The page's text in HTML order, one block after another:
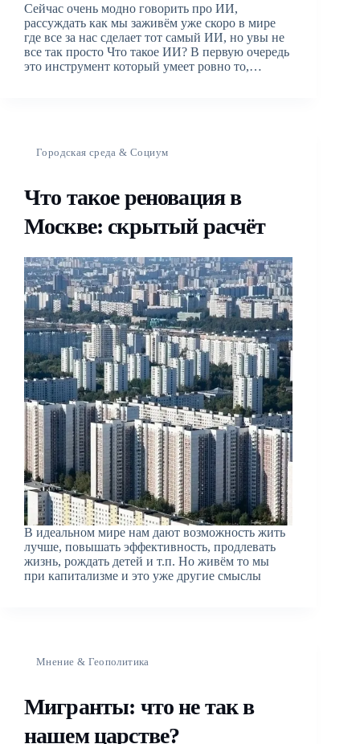
Сейчас очень модно говорить про ИИ,
рассуждать как мы заживём уже скоро в мире
где все за нас сделает тот самый ИИ, но увы не
все так просто Что такое ИИ? В первую очередь
это инструмент который умеет ровно то,…
Городская среда & Социум
Что такое реновация в
Москве: скрытый расчёт
В идеальном мире нам дают возможность жить
лучше, повышать эффективность, продлевать
жизнь, рождать детей и т.п. Но живём то мы
при капитализме и это уже другие смыслы
Мнение & Геополитика
Мигранты: что не так в
нашем царстве?